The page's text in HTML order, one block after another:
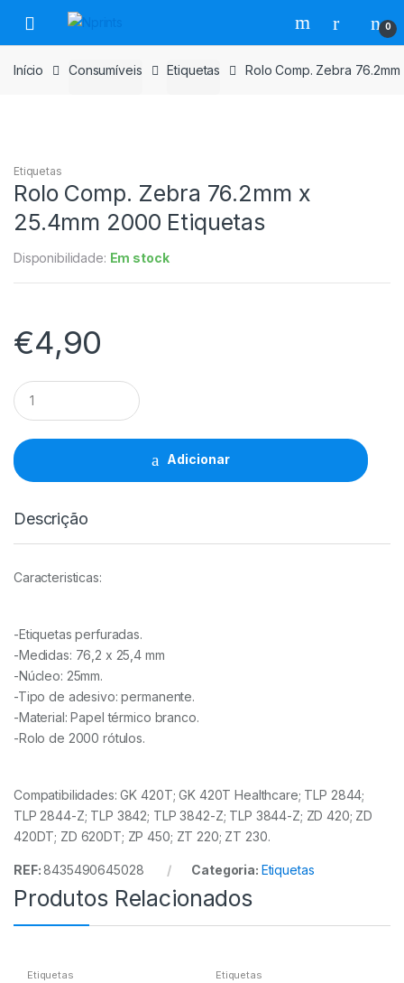
para
navegação
para
o
conteúdo
0
Início Consumíveis Etiquetas Rolo Comp. Zebra
Etiquetas
Rolo Comp. Zebra 76.2mm x
25.4mm 2000 Etiquetas
Disponibilidade: Em stock
€4,90
Rolo
Comp.
Zebra
76.2mm
x
25.4mm
2000
quantidade
Adicionar
Descrição
Caracteristicas:
-Etiquetas perfuradas.
-Medidas: 76,2 x 25,4 mm
-Núcleo: 25mm.
-Tipo de adesivo: permanente.
-Material: Papel térmico branco.
-Rolo de 2000 rótulos.
Compatibilidades: GK 420T; GK 420T Healthcare; TLP 2844;
TLP 2844-Z; TLP 3842; TLP 3842-Z; TLP 3844-Z; ZD 420; ZD
420DT; ZD 620DT; ZP 450; ZT 220; ZT 230.
REF:8435490645028 Categoria: Etiquetas
Produtos Relacionados
Etiquetas Etiquetas